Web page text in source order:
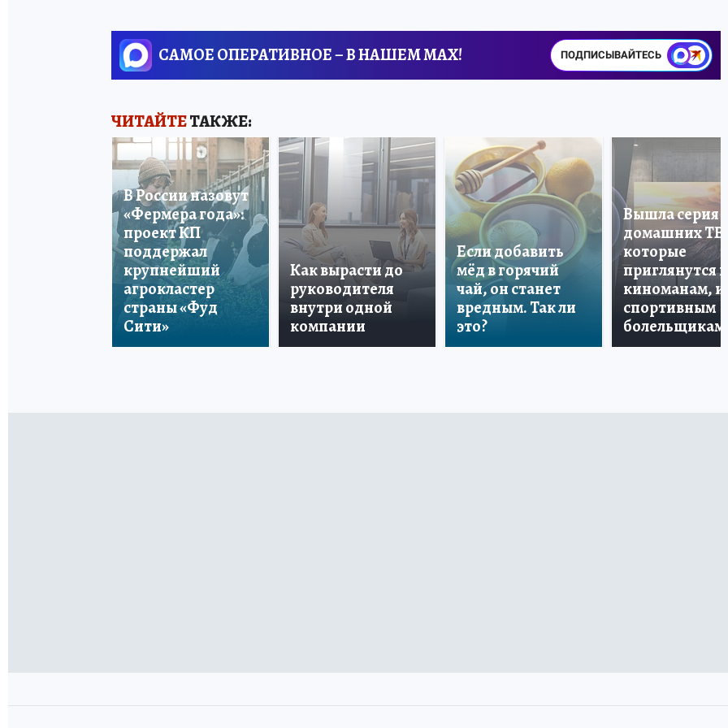
САМОЕ ОПЕРАТИВНОЕ – В НАШЕМ MAX! ПОДПИСЫВАЙТЕСЬ
ЧИТАЙТЕТАКЖЕ:
В России назовут
«Фермера года»:
проект КП
поддержал
крупнейший
агрокластер
страны «Фуд
Сити»
Как вырасти до
руководителя
внутри одной
компании
Если добавить
мёд в горячий
чай, он станет
вредным. Так ли
это?
Вышла серия
домашних ТВ,
которые
приглянутся и
киноманам, и
спортивным
болельщикам